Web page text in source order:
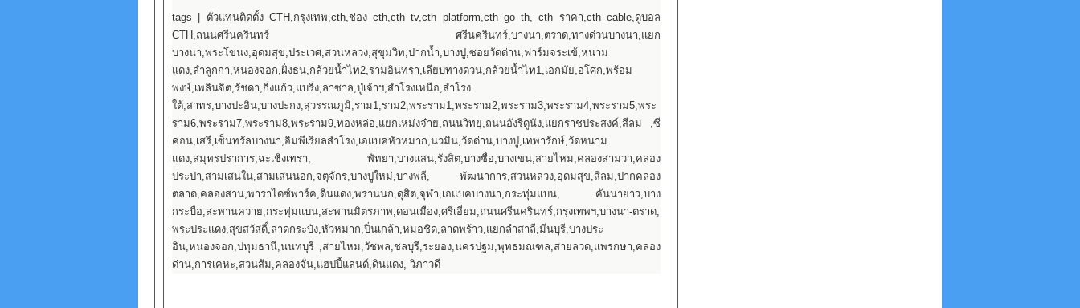
tags | ตัวแทนติดตั้ง CTH,กรุงเทพ,cth,ช่อง cth,cth tv,cth platform,cth go th, cth ราคา,cth cable,ดูบอล
CTH,ถนนศรีนครินทร์ ศรีนครินทร์,บางนา,ตราด,ทางด่วนบางนา,แยก
บางนา,พระโขนง,อุดมสุข,ประเวศ,สวนหลวง,สุขุมวิท,ปากน้ำ,บางปู,ซอยวัดด่าน,ฟาร์มจระเข้,หนาม
แดง,ลำลูกกา,หนองจอก,ฝั่งธน,กล้วยน้ำไท2,รามอินทรา,เลียบทางด่วน,กล้วยน้ำไท1,เอกมัย,อโศก,พร้อม
พงษ์,เพลินจิต,รัชดา,กิ่งแก้ว,แบริ่ง,ลาซาล,ปู่เจ้าฯ,สำโรงเหนือ,สำโรง
ใต้,สาทร,บางปะอิน,บางปะกง,สุวรรณภูมิ,ราม1,ราม2,พระราม1,พระราม2,พระราม3,พระราม4,พระราม5,พระ
ราม6,พระราม7,พระราม8,พระราม9,ทองหล่อ,แยกเหม่งจ๋าย,ถนนวิทยุ,ถนนอังรีดูนัง,แยกราชประสงค์,สีลม ,ซี
คอน,เสรี,เซ็นทรัลบางนา,อิมพีเรียลสำโรง,เอแบคหัวหมาก,นวมิน,วัดด่าน,บางปู,เทพารักษ์,วัดหนาม
แดง,สมุทรปราการ,ฉะเชิงเทรา, พัทยา,บางแสน,รังสิต,บางซื่อ,บางเขน,สายไหม,คลองสามวา,คลอง
ประปา,สามเสนใน,สามเสนนอก,จตุจักร,บางปูใหม่,บางพลี, พัฒนาการ,สวนหลวง,อุดมสุข,สีลม,ปากคลอง
ตลาด,คลองสาน,พาราไดซ์พาร์ค,ดินแดง,พรานนก,ดุสิต,จุฬา,เอแบคบางนา,กระทุ่มแบน, คันนายาว,บาง
กระบือ,สะพานควาย,กระทุ่มแบน,สะพานมิตรภาพ,ดอนเมือง,ศรีเอี่ยม,ถนนศรีนครินทร์,กรุงเทพฯ,บางนา-ตราด,
พระประแดง,สุขสวัสดิ์,ลาดกระบัง,หัวหมาก,ปิ่นเกล้า,หมอชิด,ลาดพร้าว,แยกลำสาลี,มีนบุรี,บางประ
อิน,หนองจอก,ปทุมธานี,นนทบุรี ,สายไหม,วัชพล,ชลบุรี,ระยอง,นครปฐม,พุทธมณฑล,สายลวด,แพรกษา,คลอง
ด่าน,การเคหะ,สวนส้ม,คลองจั่น,แฮปปี้แลนด์,ดินแดง, วิภาวดี